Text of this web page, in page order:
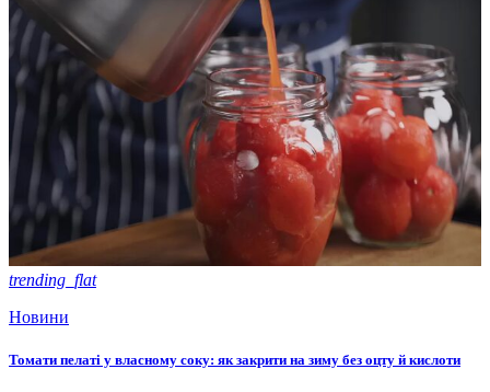
trending_flat
Новини
Томати пелаті у власному соку: як закрити на зиму без оцту й кислоти